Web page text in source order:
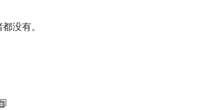
没有。